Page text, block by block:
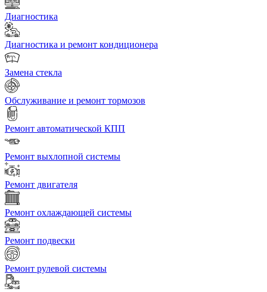
Диагностика
Диагностика и ремонт кондиционера
Замена стекла
Обслуживание и ремонт тормозов
Ремонт автоматической КПП
Ремонт выхлопной системы
Ремонт двигателя
Ремонт охлаждающей системы
Ремонт подвески
Ремонт рулевой системы